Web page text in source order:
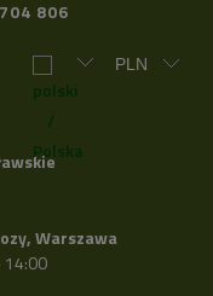
806
Warszawa
14:00